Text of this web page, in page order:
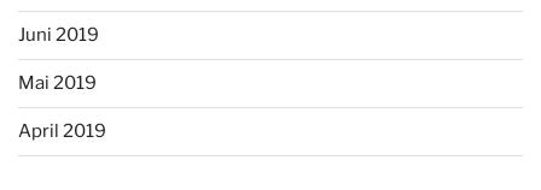
Juni 2019
Mai 2019
April 2019